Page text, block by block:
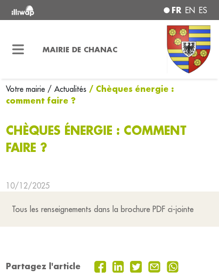
FR EN ES
MAIRIE DE CHANAC
Votre mairie / Actualités / Chèques énergie :
comment faire ?
CHÈQUES ÉNERGIE : COMMENT
FAIRE ?
10/12/2025
Tous les renseignements dans la brochure PDF ci-jointe
Partagez l'article